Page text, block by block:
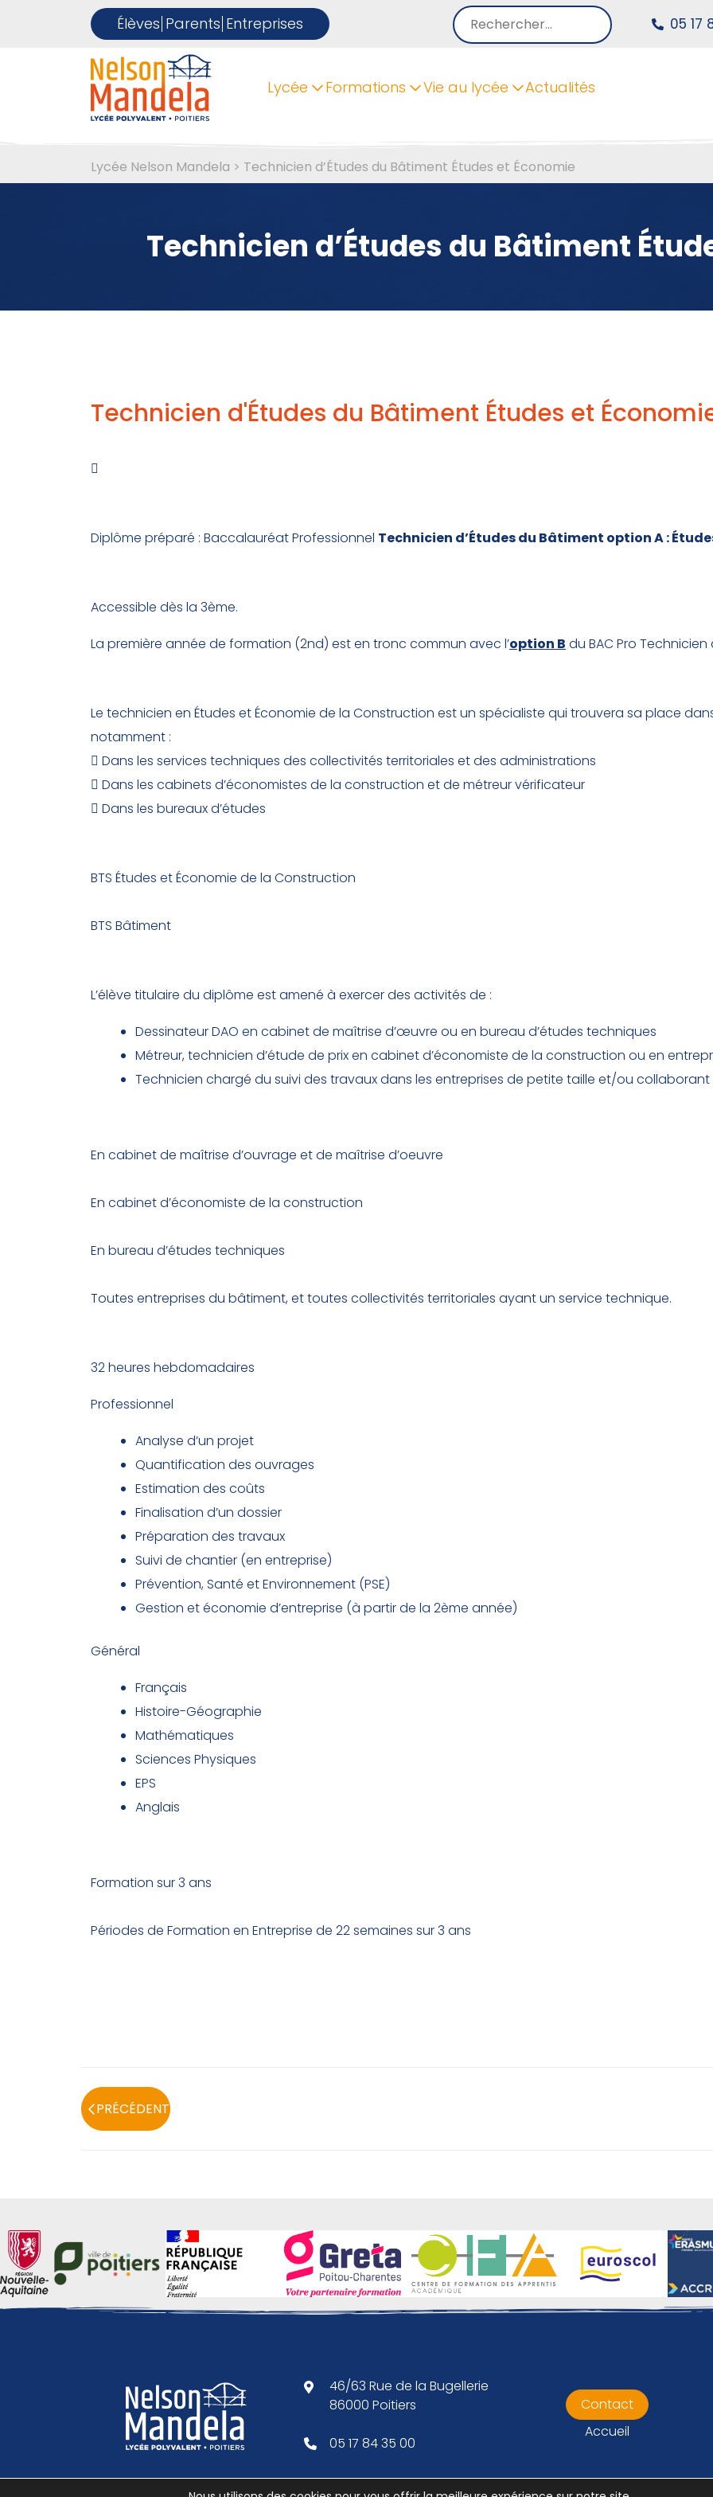
Élèves Parents Entreprises Rechercher :
05 17
Lycée Formations Vie au lycée Actualités
Lycée Nelson Mandela > Technicien d’Études du Bâtiment Études et Économie
Technicien d’Études du Bâtiment
Technicien d'Études du Bâtiment Études et

Diplôme préparé : Baccalauréat Professionnel Technicien d’Études du Bâtiment option A :
Accessible dès la 3ème.
La première année de formation (2nd) est en tronc commun avec l’option B du BAC Pro
Le technicien en Études et Économie de la Construction est un spécialiste qui trouvera sa place
notamment :
 Dans les services techniques des collectivités territoriales et des administrations
 Dans les cabinets d’économistes de la construction et de métreur vérificateur
 Dans les bureaux d’études
BTS Études et Économie de la Construction
BTS Bâtiment
L’élève titulaire du diplôme est amené à exercer des activités de :
Dessinateur DAO en cabinet de maîtrise d’œuvre ou en bureau d’études techniques
Métreur, technicien d’étude de prix en cabinet d’économiste de la construction ou en
Technicien chargé du suivi des travaux dans les entreprises de petite taille et/ou
En cabinet de maîtrise d’ouvrage et de maîtrise d’oeuvre
En cabinet d’économiste de la construction
En bureau d’études techniques
Toutes entreprises du bâtiment, et toutes collectivités territoriales ayant un service technique.
32 heures hebdomadaires
Professionnel
Analyse d’un projet
Quantification des ouvrages
Estimation des coûts
Finalisation d’un dossier
Préparation des travaux
Suivi de chantier (en entreprise)
Prévention, Santé et Environnement (PSE)
Gestion et économie d’entreprise (à partir de la 2ème année)
Général
Français
Histoire-Géographie
Mathématiques
Sciences Physiques
EPS
Anglais
Formation sur 3 ans
Périodes de Formation en Entreprise de 22 semaines sur 3 ans
PRÉCÉDENT
46/63 Rue de la Bugellerie
86000 Poitiers
05 17 84 35 00
Contact
Accueil